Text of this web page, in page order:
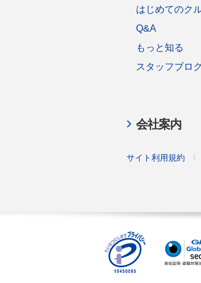
はじめてのク
Q&A
もっと知る
スタッフブロ
会社案内
サイト利用規約